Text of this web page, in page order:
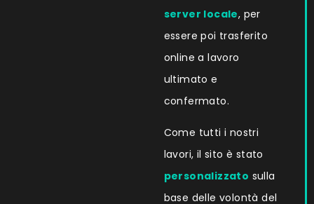
server locale, per
essere poi trasferito
online a lavoro
ultimato e
confermato.
Come tutti i nostri
lavori, il sito è stato
personalizzato sulla
base delle volontà del